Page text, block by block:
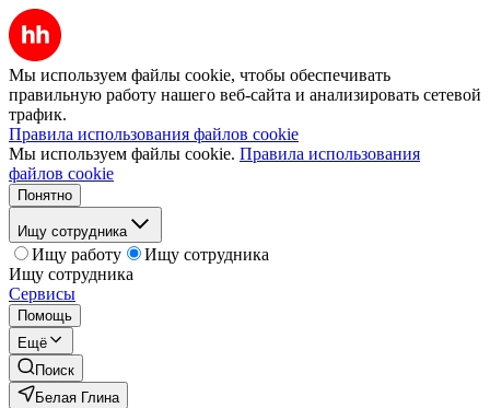
Мы используем файлы cookie, чтобы обеспечивать
правильную работу нашего веб-сайта и анализировать сетевой
трафик.
Правила использования файлов cookie
Мы используем файлы cookie. Правила использования
файлов cookie
Понятно
Ищу сотрудника
Ищу работу
Ищу сотрудника
Ищу сотрудника
Сервисы
Помощь
Ещё
Поиск
Белая Глина